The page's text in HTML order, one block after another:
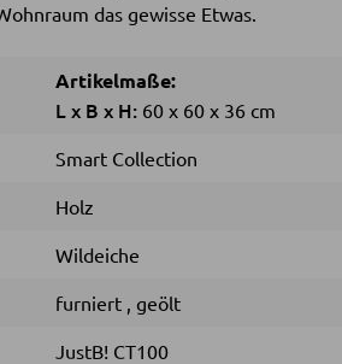
das gewisse Etwas.
Artikelmaße:
Lx B x H: 60 x 60 x 36 cm
Smart Collection
Holz
Wildeiche
furniert , geölt
JustB! CT100